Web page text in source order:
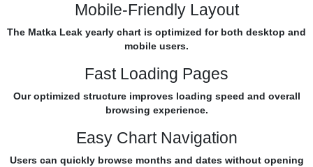
Mobile-Friendly Layout
The Matka Leak yearly chart is optimized for both desktop and
mobile users.
Fast Loading Pages
Our optimized structure improves loading speed and overall
browsing experience.
Easy Chart Navigation
Users can quickly browse months and dates without opening